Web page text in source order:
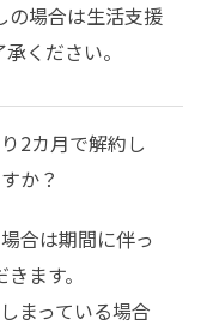
の場合は生活支援
ください。
2カ月で解約し
か？
合は期間に伴っ
ます。
まっている場合